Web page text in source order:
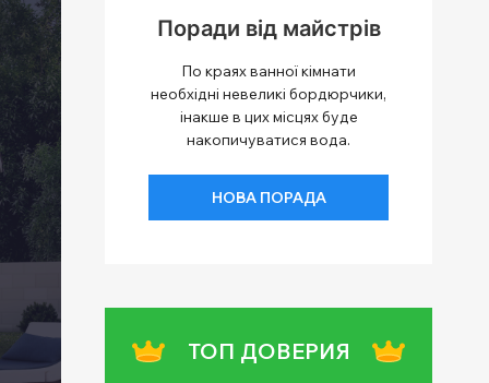
Поради від майстрів
По краях ванної кімнати
необхідні невеликі бордюрчики,
інакше в цих місцях буде
накопичуватися вода.
НОВА ПОРАДА
ТОП ДОВЕРИЯ